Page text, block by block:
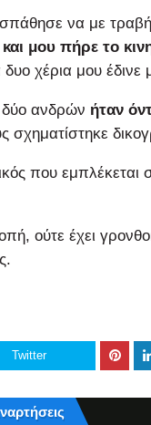
να με
μου πήρε το
χέρια μου
ανδρών ήταν
σχηματίστηκε
που εμπλέκεται
ούτε έχει
Twitter